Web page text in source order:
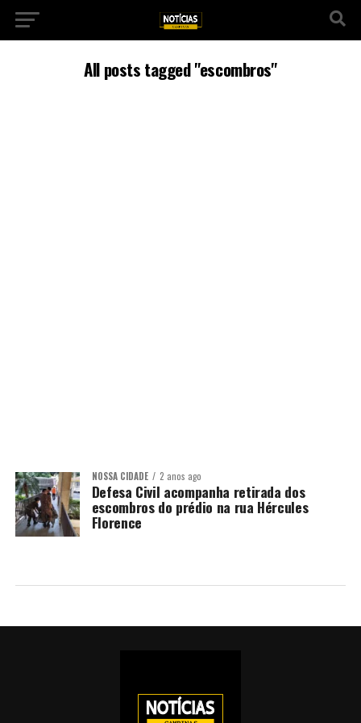
All posts tagged "escombros"
NOSSA CIDADE 2 anos ago
Defesa Civil acompanha retirada dos
escombros do prédio na rua Hércules
Florence